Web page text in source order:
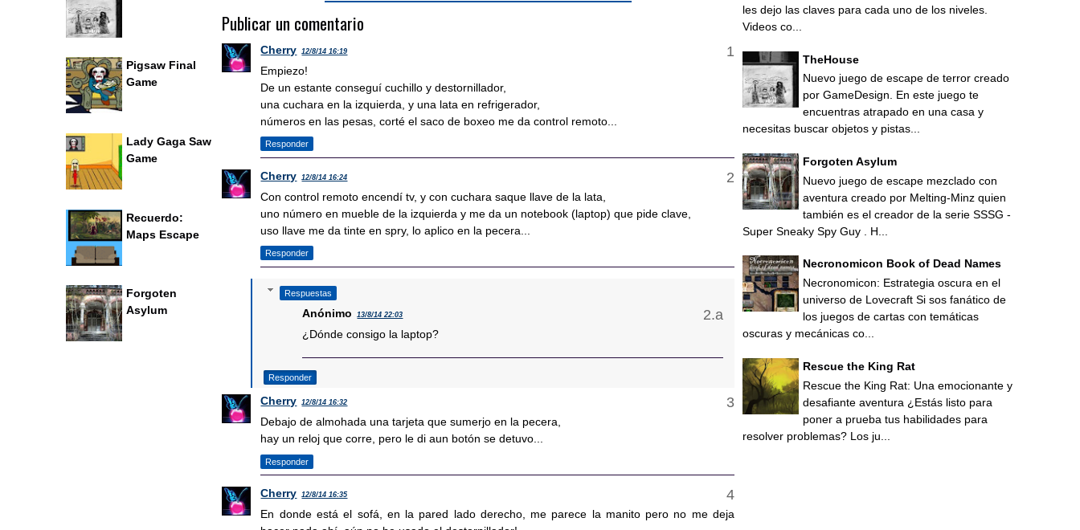
Publicar un comentario
Cherry 12/8/14 16:19
Empiezo!
De un estante conseguí cuchillo y destornillador,
una cuchara en la izquierda, y una lata en refrigerador,
números en las pesas, corté el saco de boxeo me da control remoto...
Responder
Cherry 12/8/14 16:24
Con control remoto encendí tv, y con cuchara saque llave de la lata,
uno número en mueble de la izquierda y me da un notebook (laptop) que pide clave,
uso llave me da tinte en spry, lo aplico en la pecera...
Responder
Respuestas
Anónimo 13/8/14 22:03
¿Dónde consigo la laptop?
Responder
Cherry 12/8/14 16:32
Debajo de almohada una tarjeta que sumerjo en la pecera,
hay un reloj que corre, pero le di aun botón se detuvo...
Responder
Cherry 12/8/14 16:35
En donde está el sofá, en la pared lado derecho, me parece la manito pero no me deja
Pigsaw Final
Game
Lady Gaga Saw
Game
Recuerdo:
Maps Escape
Forgoten
Asylum
les dejo las claves para cada uno de los niveles.
Videos co...
TheHouse
Nuevo juego de escape de terror creado
por GameDesign. En este juego te
encuentras atrapado en una casa y
necesitas buscar objetos y pistas...
Forgoten Asylum
Nuevo juego de escape mezclado con
aventura creado por Melting-Minz quien
también es el creador de la serie SSSG -
Super Sneaky Spy Guy . H...
Necronomicon Book of Dead Names
Necronomicon: Estrategia oscura en el
universo de Lovecraft Si sos fanático de
los juegos de cartas con temáticas
oscuras y mecánicas co...
Rescue the King Rat
Rescue the King Rat: Una emocionante y
desafiante aventura ¿Estás listo para
poner a prueba tus habilidades para
resolver problemas? Los ju...